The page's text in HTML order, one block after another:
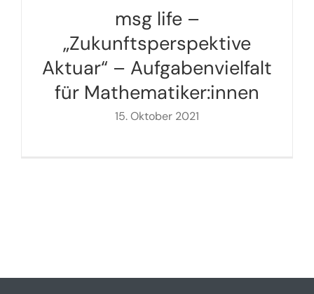
msg life –
„Zukunftsperspektive
Aktuar“ – Aufgabenvielfalt
für Mathematiker:innen
15. Oktober 2021